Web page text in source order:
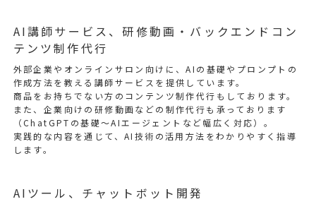
AI講師サービス、研修動画・バックエンドコン
テンツ制作代行
外部企業やオンラインサロン向けに、AIの基礎やプロンプトの
作成方法を教える講師サービスを提供しています。
商品をお持ちでない方のコンテンツ制作代行もしております。
また、企業向けの研修動画などの制作代行も承っております
（ChatGPTの基礎～AIエージェントなど幅広く対応）。
実践的な内容を通じて、AI技術の活用方法をわかりやすく指導
します。
AIツール、チャットボット開発